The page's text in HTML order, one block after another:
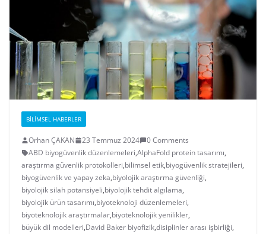
BILIMSEL HABERLER
Orhan ÇAKAN 23 Temmuz 2024
0 Comments
ABD biyogüvenlik düzenlemeleri,AlphaFold protein tasarımı,
araştırma güvenlik protokolleri,bilimsel etik,biyogüvenlik stratejileri,
biyogüvenlik ve yapay zeka,biyolojik araştırma güvenliği,
biyolojik silah potansiyeli,biyolojik tehdit algılama,
biyolojik ürün tasarımı,biyoteknoloji düzenlemeleri,
biyoteknolojik araştırmalar,biyoteknolojik yenilikler,
büyük dil modelleri,David Baker biyofizik,disiplinler arası işbirliği,